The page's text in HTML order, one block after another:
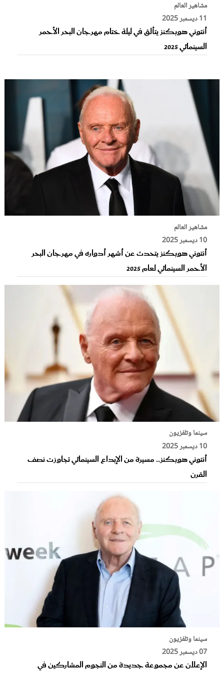
مشاهير العالم
11 ديسمبر 2025
أنتوني هوبكنز يتألق في ليلة ختام مهرجان البحر الأحمر
السينمائي 2025
مشاهير العالم
10 ديسمبر 2025
أنتوني هوبكنز يتحدث عن أشهر أدواره في مهرجان البحر
الأحمر السينمائي لعام 2025
سينما وتلفزيون
10 ديسمبر 2025
أنتوني هوبكنز.. مسيرة من الإبداع السينمائي تجاوزت نصف
القرن
سينما وتلفزيون
07 ديسمبر 2025
الإعلان عن مجموعة جديدة من النجوم المشاركين في